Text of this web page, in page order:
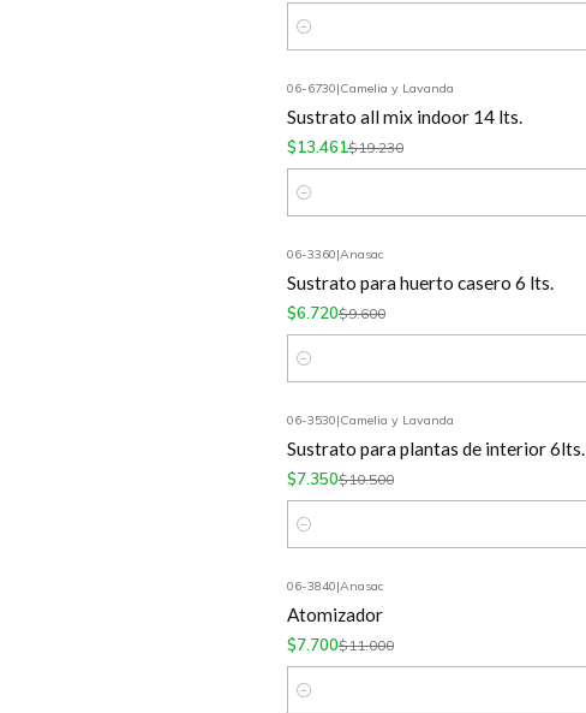
Cantidad
06-6730|Camelia y Lavanda
Sustrato all mix indoor 14 lts.
$13.461$19.230
Cantidad
06-3360|Anasac
Sustrato para huerto casero 6 lts.
$6.720$9.600
Cantidad
06-3530|Camelia y Lavanda
Sustrato para plantas de interior 6lts.
$7.350$10.500
Cantidad
06-3840|Anasac
Atomizador
$7.700$11.000
Cantidad